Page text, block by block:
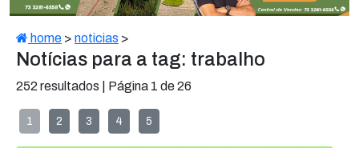
home > noticias >
Notícias para a tag: trabalho
252 resultados | Página 1 de 26
1 2 3 4 5